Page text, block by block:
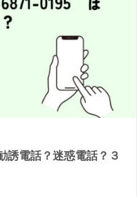
誘電話？迷惑電話？３